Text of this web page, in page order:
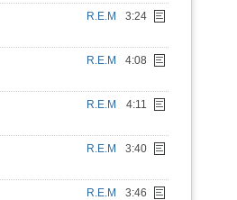
R.E.M 3:24
R.E.M 4:08
R.E.M 4:11
R.E.M 3:40
R.E.M 3:46